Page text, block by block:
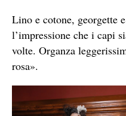
Lino e cotone, georgette
l’impressione che i capi
volte. Organza
rosa».